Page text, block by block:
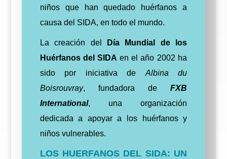
niños que han quedado huérfanos a
causa del SIDA, en todo el mundo.
La creación del
Día Mundial de los
Huérfanos del SIDA en el año 2002 ha
sido por iniciativa de Albina du
Boisrouvray, fundadora deFXB
International, una organización
dedicada a apoyar a los huérfanos y
niños vulnerables.
LOS HUERFANOS DEL SIDA: UN